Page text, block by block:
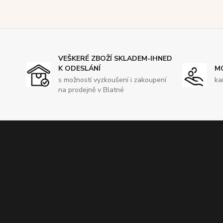
VEŠKERÉ ZBOŽÍ SKLADEM-IHNED
K ODESLÁNÍ
s možností vyzkoušení i zakoupení
na prodejně v Blatné